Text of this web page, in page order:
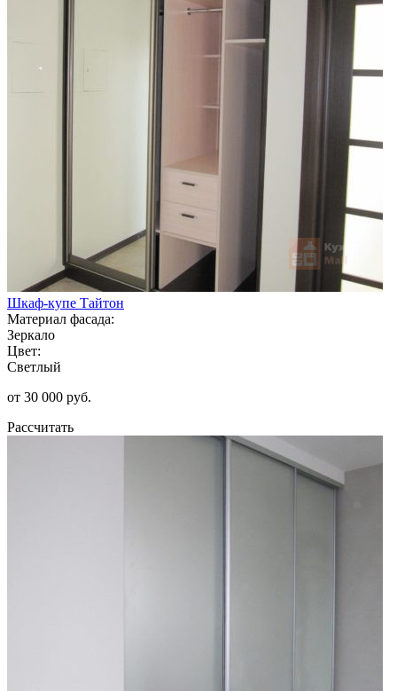
Шкаф-купе Тайтон
Материал фасада:
Зеркало
Цвет:
Светлый
от 30 000 руб.
Рассчитать